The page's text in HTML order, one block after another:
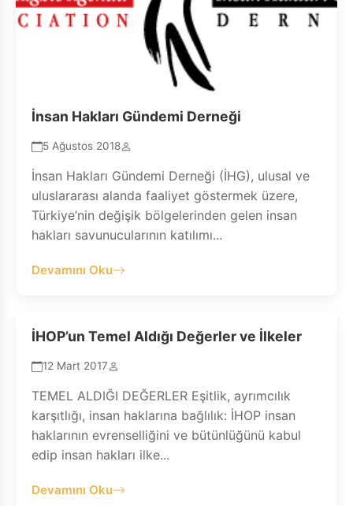
İnsan Hakları Gündemi Derneği
5 Ağustos 2018
İnsan Hakları Gündemi Derneği (İHG), ulusal ve
uluslararası alanda faaliyet göstermek üzere,
Türkiye’nin değişik bölgelerinden gelen insan
hakları savunucularının katılımı...
Devamını Oku
İHOP’un Temel Aldığı Değerler ve İlkeler
12 Mart 2017
TEMEL ALDIĞI DEĞERLER Eşitlik, ayrımcılık
karşıtlığı, insan haklarına bağlılık: İHOP insan
haklarının evrenselliğini ve bütünlüğünü kabul
edip insan hakları ilke...
Devamını Oku